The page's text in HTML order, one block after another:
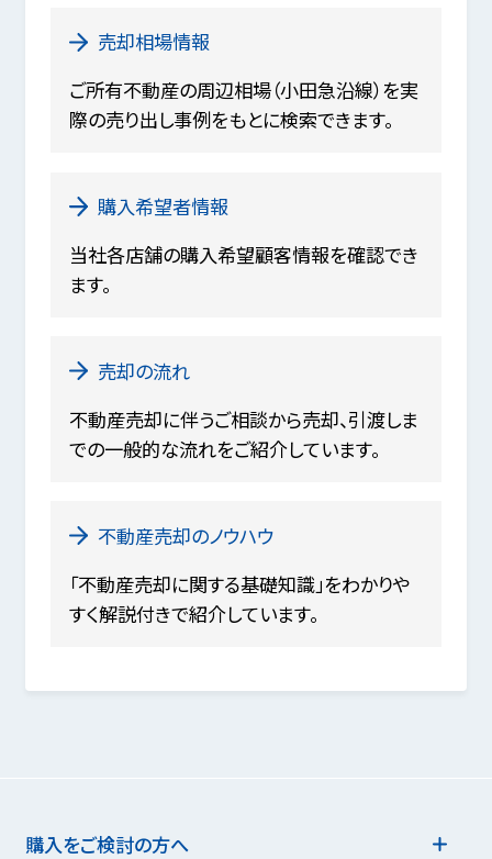
売却相場情報
ご所有不動産の周辺相場（小田急沿線）を実
際の売り出し事例をもとに検索できます。
購入希望者情報
当社各店舗の購入希望顧客情報を確認でき
ます。
売却の流れ
不動産売却に伴うご相談から売却、引渡しま
での一般的な流れをご紹介しています。
不動産売却のノウハウ
「不動産売却に関する基礎知識」をわかりや
すく解説付きで紹介しています。
購入をご検討の方へ